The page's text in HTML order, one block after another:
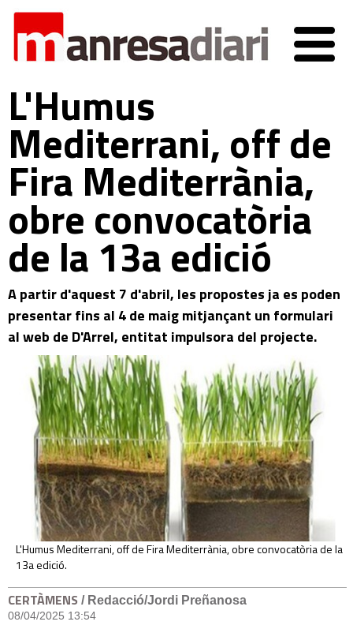
L'Humus
Mediterrani, off de
Fira Mediterrània,
obre convocatòria
de la 13a edició
A partir d'aquest 7 d'abril, les propostes ja es poden
presentar fins al 4 de maig mitjançant un formulari
al web de D'Arrel, entitat impulsora del projecte.
L'Humus Mediterrani, off de Fira Mediterrània, obre convocatòria de la
13a edició.
CERTÀMENS / Redacció/Jordi Preñanosa
08/04/2025 13:54